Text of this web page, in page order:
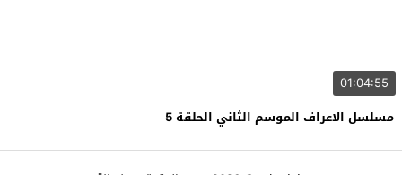
01:04:55
مسلسل الاعراف الموسم الثاني الحلقة 5